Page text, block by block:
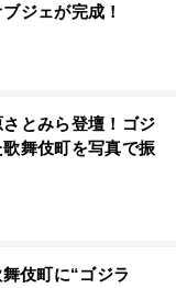
ジェが完成！
とみら登壇！ゴジ
舞伎町を写真で振
伎町に“ゴジラ